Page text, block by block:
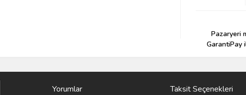
Pazaryeri
GarantiPay
Yorumlar Taksit Seçenekleri